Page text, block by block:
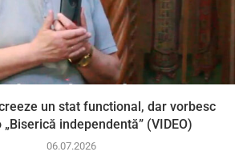
un stat functional, dar vorbesc
independentă” (VIDEO)
06.07.2026